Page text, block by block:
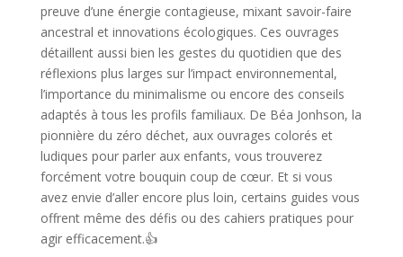
preuve d’une énergie contagieuse, mixant savoir-faire
ancestral et innovations écologiques. Ces ouvrages
détaillent aussi bien les gestes du quotidien que des
réflexions plus larges sur l’impact environnemental,
l’importance du minimalisme ou encore des conseils
adaptés à tous les profils familiaux. De Béa Jonhson, la
pionnière du zéro déchet, aux ouvrages colorés et
ludiques pour parler aux enfants, vous trouverez
forcément votre bouquin coup de cœur. Et si vous
avez envie d’aller encore plus loin, certains guides vous
offrent même des défis ou des cahiers pratiques pour
agir efficacement.👍